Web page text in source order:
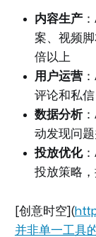
内容生产
案、视频
倍以上
用户运营
评论和私
数据分析
动发现问
投放优化
投放策略
[创意时空](
并非单一工具